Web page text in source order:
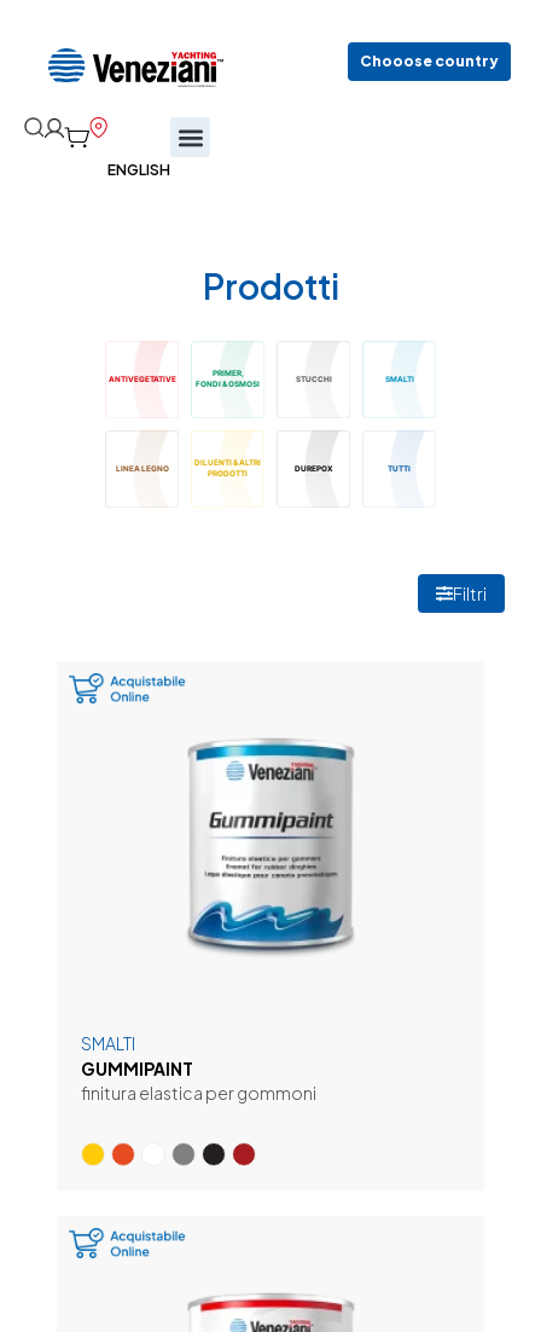
Chooose country
Prodotti
ANTIVEGETATIVE
PRIMER,
FONDI & OSMOSI
STUCCHI SMALTI
LINEA LEGNO
DILUENTI & ALTRI
PRODOTTI
DUREPOX TUTTI
Filtri
SMALTI
GUMMIPAINT
finitura elastica per gommoni